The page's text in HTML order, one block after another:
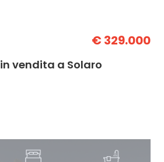
€ 329.000
vendita a Solaro